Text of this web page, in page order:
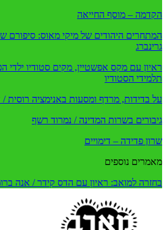
הקדמה – מוסף החייאה
המתחרים היהודים של מיקי מאוס: סיפורם
גרינברג
ראיון עם מקס אפשטיין, מקים סטודיו ילדי
תלמידי הסטודיו
על בדידות, מרדף ומסעות באנימציה רוסית /
גיבורים בשרות המדינה / נמרוד רשף
שרון פדידה – דימויים
מאמרים נוספים
בחזרה למואב: ראיון עם הדס קידר / אנה